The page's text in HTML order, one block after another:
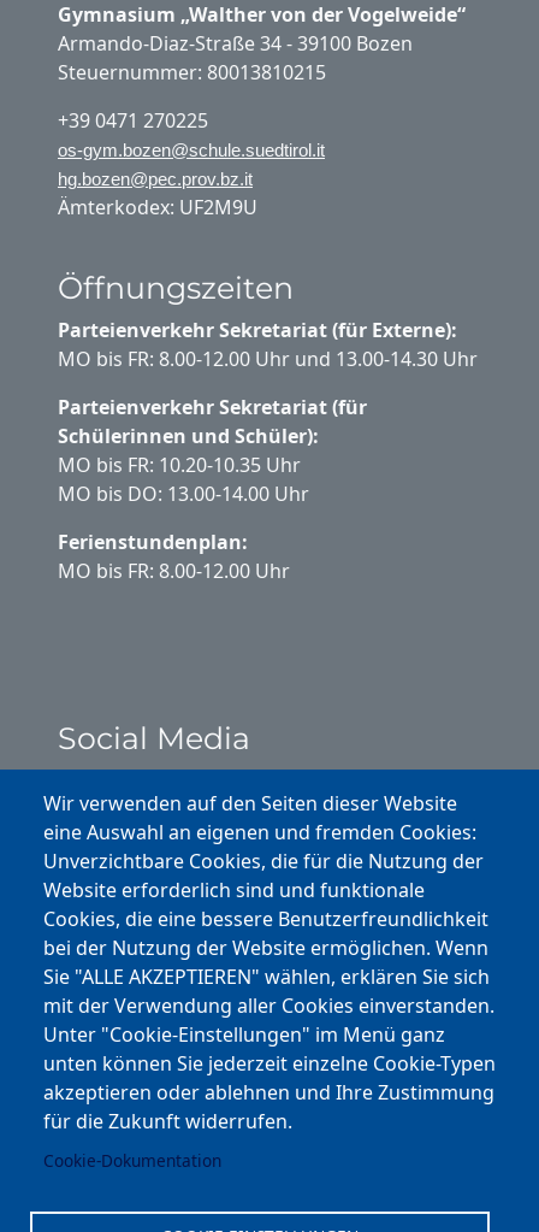
Wir verwenden auf den Seiten dieser Website
eine Auswahl an eigenen und fremden Cookies:
Unverzichtbare Cookies, die für die Nutzung der
Website erforderlich sind und funktionale
Cookies, die eine bessere Benutzerfreundlichkeit
bei der Nutzung der Website ermöglichen. Wenn
Sie "ALLE AKZEPTIEREN" wählen, erklären Sie sich
mit der Verwendung aller Cookies einverstanden.
Unter "Cookie-Einstellungen" im Menü ganz
unten können Sie jederzeit einzelne Cookie-Typen
akzeptieren oder ablehnen und Ihre Zustimmung
für die Zukunft widerrufen.
Cookie-Dokumentation
Gymnasium „Walther von der Vogelweide“
Armando-Diaz-Straße 34 - 39100 Bozen
Steuernummer: 80013810215
+39 0471 270225
os-gym.bozen@schule.suedtirol.it
hg.bozen@pec.prov.bz.it
Ämterkodex: UF2M9U
Öffnungszeiten
Parteienverkehr Sekretariat (für Externe):
MO bis FR: 8.00-12.00 Uhr und 13.00-14.30 Uhr
Parteienverkehr Sekretariat (für
Schülerinnen und Schüler):
MO bis FR: 10.20-10.35 Uhr
MO bis DO: 13.00-14.00 Uhr
Ferienstundenplan:
MO bis FR: 8.00-12.00 Uhr
Social Media
Instagram
Facebook
Youtube
Andere Bereiche
transp. Verwaltung / Amm. Trasparente
Nationaler Plan für Aufbau und Resilienz
Cookie-Einstellungen
Kontakt
⎋ Autonome Provinz Bozen